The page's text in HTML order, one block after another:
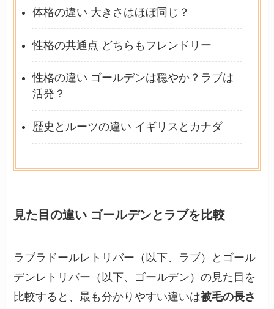
体格の違い 大きさはほぼ同じ？
性格の共通点 どちらもフレンドリー
性格の違い ゴールデンは穏やか？ラブは
活発？
歴史とルーツの違い イギリスとカナダ
見た目の違い ゴールデンとラブを比較
ラブラドールレトリバー（以下、ラブ）とゴール
デンレトリバー（以下、ゴールデン）の見た目を
比較すると、最も分かりやすい違いは被毛の長さ